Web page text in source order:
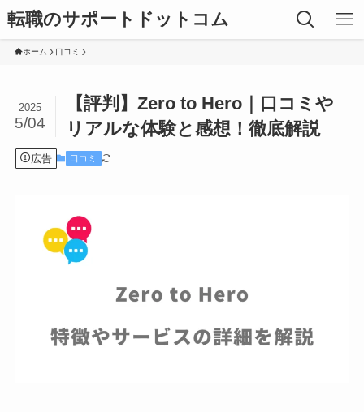
転職のサポートドットコム
ホーム 口コミ
【評判】Zero to Hero｜口コミや
リアルな体験と感想！徹底解説
2025
5/04
広告 口コミ